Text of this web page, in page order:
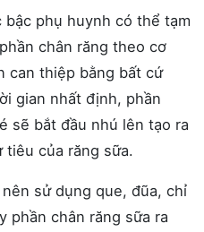
phụ huynh có thể tạm
chân răng theo cơ
can thiệp bằng bất cứ
gian nhất định, phần
sẽ bắt đầu nhú lên tạo ra
tiêu của răng sữa.
sử dụng que, đũa, chỉ
phần chân răng sữa ra